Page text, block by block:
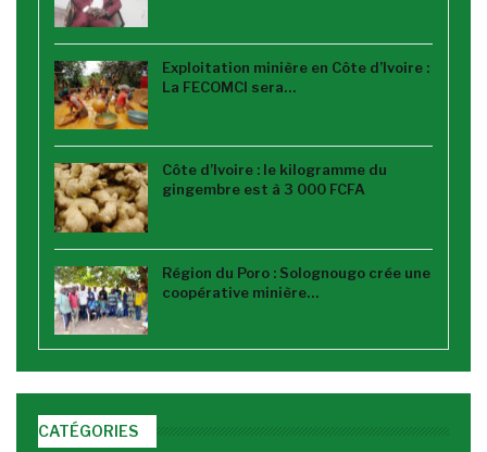
Exploitation minière en Côte d’Ivoire :
La FECOMCI sera…
Côte d’Ivoire : le kilogramme du
gingembre est à 3 000 FCFA
Région du Poro : Solognougo crée une
coopérative minière…
CATÉGORIES